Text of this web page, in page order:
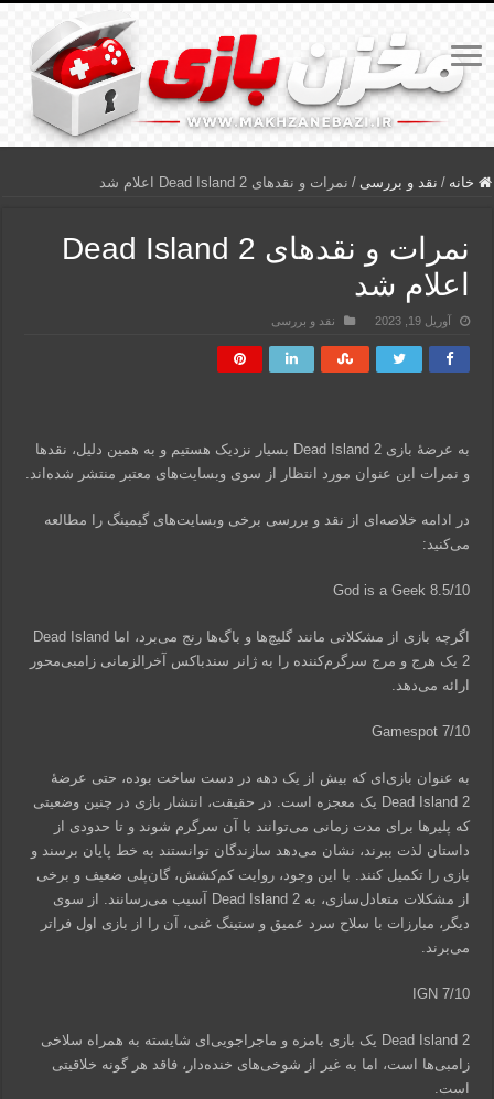
خانه / نقد و بررسی / نمرات و نقدهای Dead Island 2 اعلام شد
نمرات و نقدهای Dead Island 2
اعلام شد
آوریل 19, 2023 نقد و بررسی
به عرضۀ بازی Dead Island 2 بسیار نزدیک هستیم و به همین دلیل، نقدها
و نمرات این عنوان مورد انتظار از سوی وبسایت‌های معتبر منتشر شده‌اند.
در ادامه خلاصه‌ای از نقد و بررسی برخی وبسایت‌های گیمینگ را مطالعه
می‌کنید:
God is a Geek 8.5/10
اگرچه بازی از مشکلاتی مانند گلیچ‌ها و باگ‌ها رنج می‌برد، اما Dead Island
2 یک هرج و مرج سرگرم‌کننده را به ژانر سندباکس آخرالزمانی زامبی‌محور
ارائه می‌دهد.
Gamespot 7/10
به عنوان بازی‌ای که بیش از یک دهه در دست ساخت بوده، حتی عرضۀ
Dead Island 2 یک معجزه است. در حقیقت، انتشار بازی در چنین وضعیتی
که پلیر‌ها برای مدت زمانی می‌توانند با آن سرگرم شوند و تا حدودی از
داستان لذت ببرند، نشان می‌دهد سازندگان توانستند به خط پایان برسند و
بازی را تکمیل کنند. با این وجود، روایت کم‌کشش، گان‌پلی ضعیف و برخی
از مشکلات متعادل‌سازی، به Dead Island 2 آسیب می‌رسانند. از سوی
دیگر، مبارزات با سلاح سرد عمیق و ستینگ غنی، آن را از بازی اول فراتر
می‌برند.
IGN 7/10
Dead Island 2 یک بازی بامزه و ماجراجویی‌‌ای شایسته به همراه سلاخی
زامبی‌ها است، اما به غیر از شوخی‌های خنده‌دار، فاقد هر گونه خلاقیتی
است.